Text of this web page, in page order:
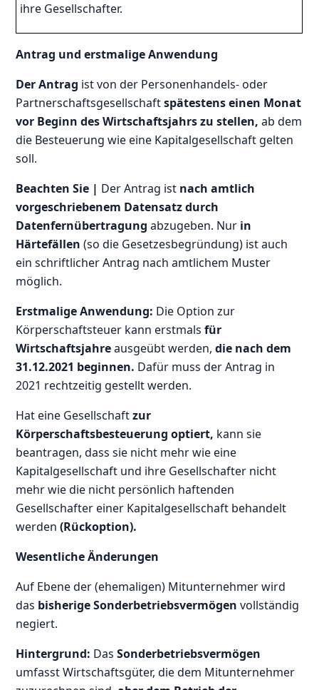
ihre Gesellschafter.
Antrag und erstmalige Anwendung
Der Antrag ist von der Personenhandels- oder
Partnerschaftsgesellschaftspätestens einen Monat
vor Beginn des Wirtschaftsjahrs zu stellen,ab dem
die Besteuerung wie eine Kapitalgesellschaft gelten
soll.
Beachten Sie | Der Antrag ist nach amtlich
vorgeschriebenem Datensatz durch
Datenfernübertragung abzugeben. Nur in
Härtefällen (so die Gesetzesbegründung) ist auch
ein schriftlicher Antrag nach amtlichem Muster
möglich.
Erstmalige Anwendung: Die Option zur
Körperschaftsteuer kann erstmalsfür
Wirtschaftsjahreausgeübt werden,die nach dem
31.12.2021 beginnen. Dafür muss der Antrag in
2021 rechtzeitig gestellt werden.
Hat eine Gesellschaftzur
Körperschaftsbesteuerung optiert, kann sie
beantragen, dass sie nicht mehr wie eine
Kapitalgesellschaft und ihre Gesellschafter nicht
mehr wie die nicht persönlich haftenden
Gesellschafter einer Kapitalgesellschaft behandelt
werden(Rückoption).
Wesentliche Änderungen
Auf Ebene der (ehemaligen) Mitunternehmer wird
das bisherige Sonderbetriebsvermögen vollständig
negiert.
Hintergrund: DasSonderbetriebsvermögen
umfasst Wirtschaftsgüter, die dem Mitunternehmer